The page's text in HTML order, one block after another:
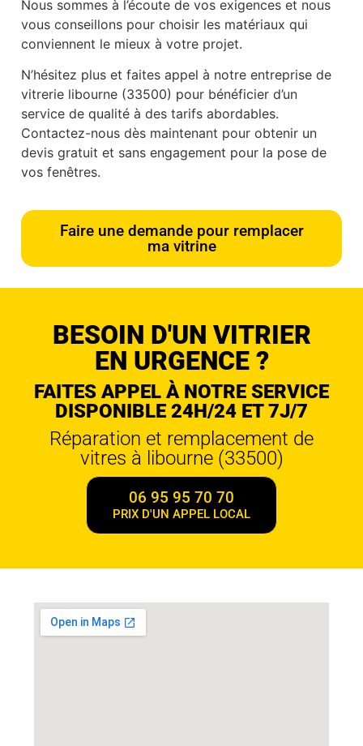
Nous sommes à l’écoute de vos exigences et nous
vous conseillons pour choisir les matériaux qui
conviennent le mieux à votre projet.
N’hésitez plus et faites appel à notre entreprise de
vitrerie libourne (33500) pour bénéficier d’un
service de qualité à des tarifs abordables.
Contactez-nous dès maintenant pour obtenir un
devis gratuit et sans engagement pour la pose de
vos fenêtres.
Faire une demande pour remplacer
ma vitrine
BESOIN D'UN VITRIER
EN URGENCE ?
FAITES APPEL À NOTRE SERVICE
DISPONIBLE 24H/24 ET 7J/7
Réparation et remplacement de
vitres à libourne (33500)
06 95 95 70 70
PRIX D'UN APPEL LOCAL